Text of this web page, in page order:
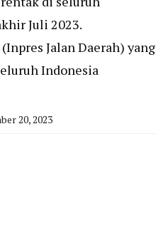
Juli 2023.
Jalan Daerah) yang
Indonesia
20, 2023